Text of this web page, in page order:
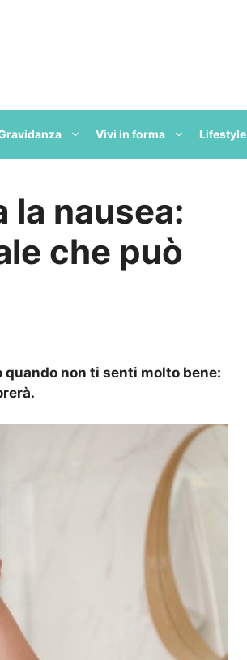
Vivi in forma Lifestyle
la nausea:
che può
non ti senti molto bene: